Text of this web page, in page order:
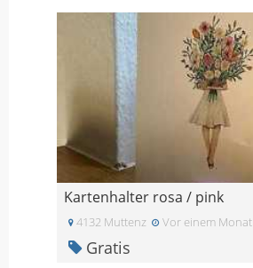
Kartenhalter rosa / pink
4132 Muttenz Vor einem Monat
Gratis